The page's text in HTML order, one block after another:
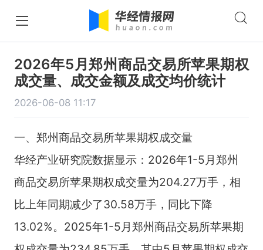
2026年5月郑州商品交易所苹果期权
成交量、成交金额及成交均价统计
2026-06-08 11:17
一、郑州商品交易所苹果期权成交量
华经产业研究院数据显示：2026年1-5月郑州
商品交易所苹果期权成交量为204.27万手，相
比上年同期减少了30.58万手，同比下降
13.02%。2025年1-5月郑州商品交易所苹果期